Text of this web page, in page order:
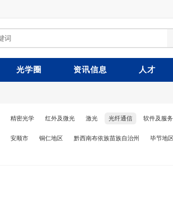
光学圈 资讯信息 人才
精密光学 红外及微光 激光 光纤通信 软件及服务
安顺市 铜仁地区 黔西南布依族苗族自治州 毕节地区